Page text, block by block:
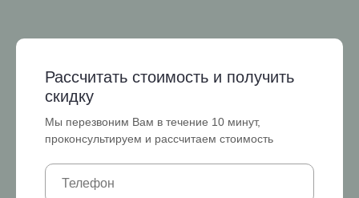
Рассчитать стоимость и получить
скидку
Мы перезвоним Вам в течение 10 минут,
проконсультируем и рассчитаем стоимость